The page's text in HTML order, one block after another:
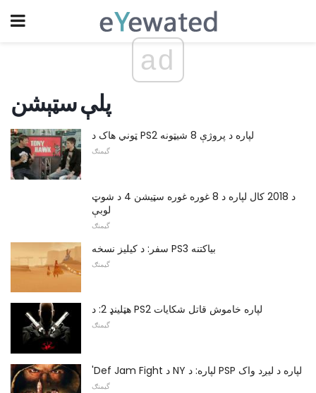
ad
پلې سټېشن
ټوني هاک د PS2 لپاره د پروژې 8 شیټونه
گیمنګ
د 2018 کال لپاره د 8 غوره غوره سټیشن 4 د شوټ
لوبې
گیمنګ
سفر: د کیليز نسخه PS3 بیاکتنه
گیمنګ
هټلینډ 2: د PS2 لپاره خاموش قاتل شکایات
گیمنګ
'Def Jam Fight د NY لپاره: د PSP لپاره د لیږد واک
گیمنګ